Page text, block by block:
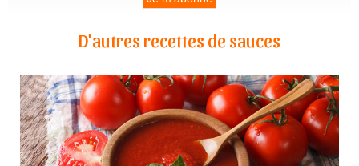
D'autres recettes de sauces